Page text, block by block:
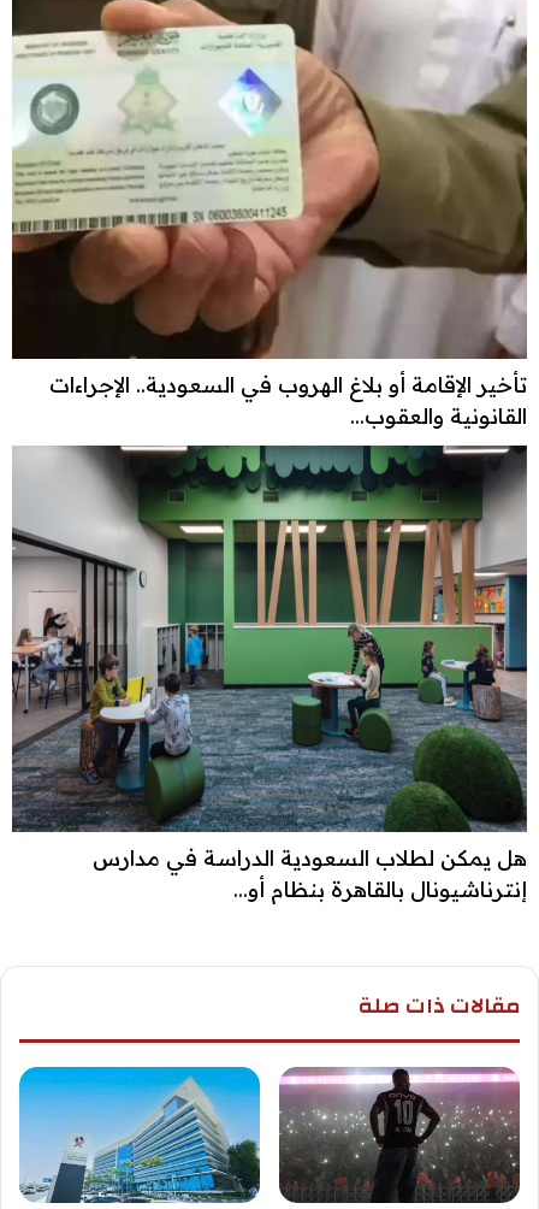
تأخير الإقامة أو بلاغ الهروب في السعودية.. الإجراءات
القانونية والعقوب...
هل يمكن لطلاب السعودية الدراسة في مدارس
إنترناشيونال بالقاهرة بنظام أو...
مقالات ذات صلة